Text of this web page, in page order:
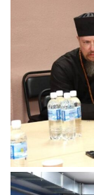
Св.
Св.
Парохії